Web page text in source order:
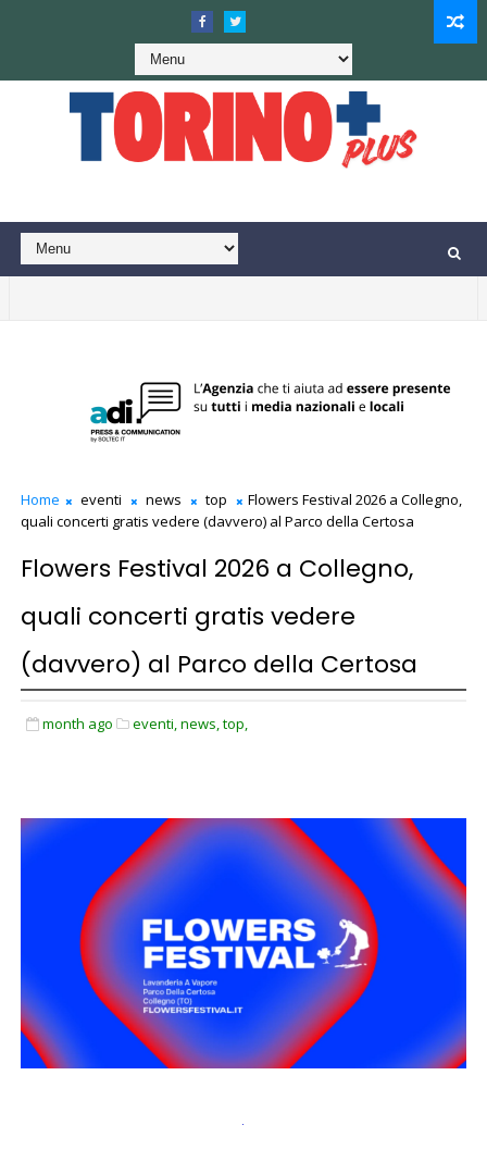
Home eventi news top
Flowers Festival 2026 a Collegno,
quali concerti gratis vedere (davvero) al Parco della Certosa
Flowers Festival 2026 a Collegno,
quali concerti gratis vedere
(davvero) al Parco della Certosa
month ago eventi,news,top,